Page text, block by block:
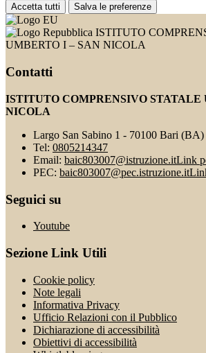
Accetta tutti Salva le preferenze
ISTITUTO
UMBERTO I – SAN NICOLA
Contatti
ISTITUTO COMPRENSIVO STATALE
NICOLA
Largo San Sabino 1 - 70100 Bari (BA)
Tel: 0805214347
Email: baic803007@istruzione.itLink
PEC: baic803007@pec.istruzione.it
Seguici su
Youtube
Sezione Link Utili
Cookie policy
Note legali
Informativa Privacy
Ufficio Relazioni con il Pubblico
Dichiarazione di accessibilità
Obiettivi di accessibilità